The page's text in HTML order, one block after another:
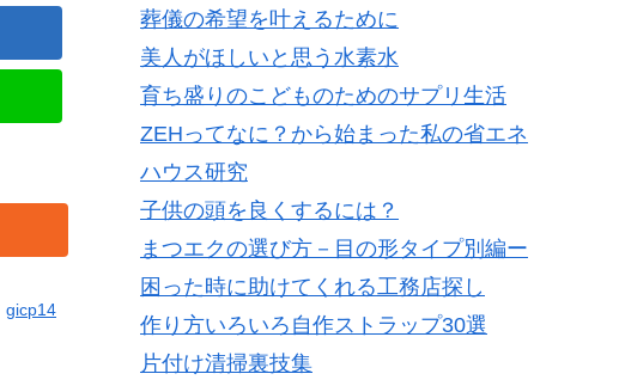
gicp14
葬儀の希望を叶えるために
美人がほしいと思う水素水
育ち盛りのこどものためのサプリ生活
ZEHってなに？から始まった私の省エネ
ハウス研究
子供の頭を良くするには？
まつエクの選び方－目の形タイプ別編ー
困った時に助けてくれる工務店探し
作り方いろいろ自作ストラップ30選
片付け清掃裏技集